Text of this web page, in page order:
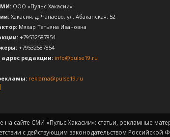
ООО «Пульс Хакасии»
Хакасия, д. Чапаево, ул. Абаканская, 52
Мяхар Татьяна Ивановна
+79532587854
+79532587854
редакции: info@pulse19.ru
reklama@pulse19.ru
сайте СМИ «Пульс Хакасии»: статьи, рекламные
с действующим законодательством Российской